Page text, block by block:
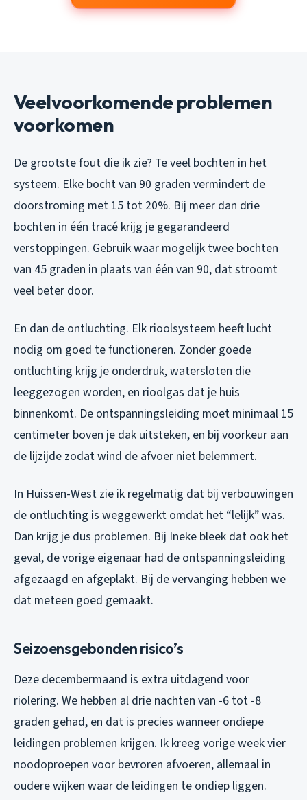
Veelvoorkomende problemen
voorkomen
De grootste fout die ik zie? Te veel bochten in het
systeem. Elke bocht van 90 graden vermindert de
doorstroming met 15 tot 20%. Bij meer dan drie
bochten in één tracé krijg je gegarandeerd
verstoppingen. Gebruik waar mogelijk twee bochten
van 45 graden in plaats van één van 90, dat stroomt
veel beter door.
En dan de ontluchting. Elk rioolsysteem heeft lucht
nodig om goed te functioneren. Zonder goede
ontluchting krijg je onderdruk, watersloten die
leeggezogen worden, en rioolgas dat je huis
binnenkomt. De ontspanningsleiding moet minimaal 15
centimeter boven je dak uitsteken, en bij voorkeur aan
de lijzijde zodat wind de afvoer niet belemmert.
In Huissen-West zie ik regelmatig dat bij verbouwingen
de ontluchting is weggewerkt omdat het “lelijk” was.
Dan krijg je dus problemen. Bij Ineke bleek dat ook het
geval, de vorige eigenaar had de ontspanningsleiding
afgezaagd en afgeplakt. Bij de vervanging hebben we
dat meteen goed gemaakt.
Seizoensgebonden risico’s
Deze decembermaand is extra uitdagend voor
riolering. We hebben al drie nachten van -6 tot -8
graden gehad, en dat is precies wanneer ondiepe
leidingen problemen krijgen. Ik kreeg vorige week vier
noodoproepen voor bevroren afvoeren, allemaal in
oudere wijken waar de leidingen te ondiep liggen.